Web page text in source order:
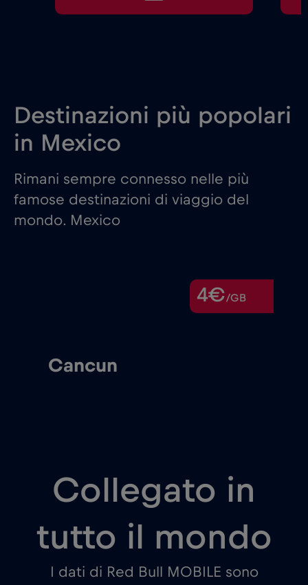
Destinazioni più popolari
in Mexico
Rimani sempre connesso nelle più
famose destinazioni di viaggio del
mondo. Mexico
4€/GB
Cancun
Collegato in
tutto il mondo
I dati di Red Bull MOBILE sono